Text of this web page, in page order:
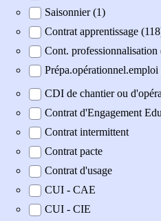
Saisonnier (1)
Contrat apprentissage
Cont. professionnalisation
Prépa.opérationnel.emploi
CDI de chantier ou
Contrat d'Engagement
Contrat intermittent
Contrat pacte
Contrat d'usage
CUI - CAE
CUI - CIE